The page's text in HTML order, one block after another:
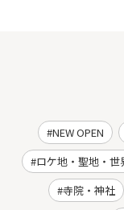
NEW OPEN
ロケ地・聖地・世
寺院・神社